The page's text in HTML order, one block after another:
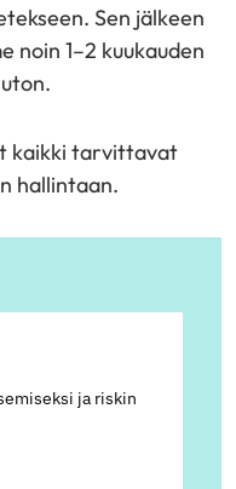
Sen jälkeen
noin 1–2 kuukauden
kaikki tarvittavat
hallintaan.
ja riskin